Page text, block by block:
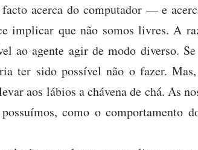
acerca do computador — e
implicar que não somos livres. A
ao agente agir de modo diverso.
ter sido possível não o fazer.
aos lábios a chávena de chá. As
como o comportamento